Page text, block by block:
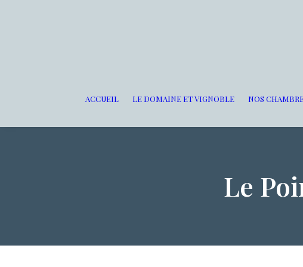
ACCUEIL LE DOMAINE ET VIGNOBLE NOS
Le